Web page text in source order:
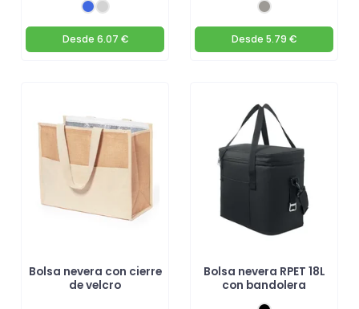
Desde 6.07 € Desde 5.79 €
Bolsa nevera con cierre
de velcro
Bolsa nevera RPET 18L
con bandolera